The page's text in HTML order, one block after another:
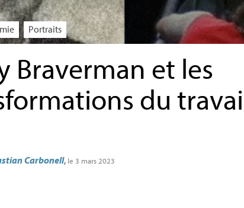
Portraits
Braverman et les
du
Carbonell, le 3 mars 2023